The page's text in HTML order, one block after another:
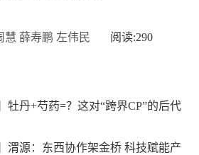
慧 薛寿鹏 左伟民 阅读:290
牡丹+芍药=？这对“跨界CP”的后代
渭源：东西协作架金桥 科技赋能产